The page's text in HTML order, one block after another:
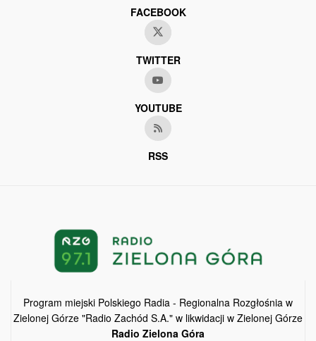
FACEBOOK
TWITTER
YOUTUBE
RSS
Program miejski Polskiego Radia - Regionalna Rozgłośnia w
Zielonej Górze "Radio Zachód S.A." w likwidacji w Zielonej Górze
Radio Zielona Góra